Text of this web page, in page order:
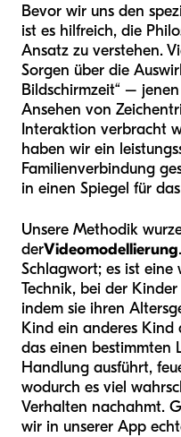
Bevor wir uns den
ist es hilfreich, die
Ansatz zu verstehen.
Sorgen über die
Bildschirmzeit“ –
Ansehen von
Interaktion verbracht
haben wir ein
Familienverbindung
in einen Spiegel für
Unsere Methodik
derVideomodellierung
Schlagwort; es ist eine
Technik, bei der
indem sie ihren
Kind ein anderes Kind
das einen bestimmten
Handlung ausführt,
wodurch es viel
Verhalten nachahmt.
wir in unserer App